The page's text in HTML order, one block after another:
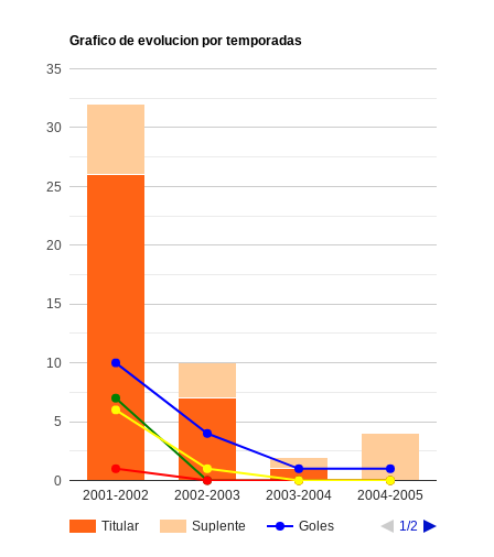
Grafico de evolucion por temporadas
Titular Suplente Goles 1/2
2001-2002 2002-2003 2003-2004 2004-2005
0
5
10
15
20
25
30
35